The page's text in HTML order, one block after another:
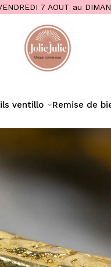
7 AOUT au
ventillo remise de